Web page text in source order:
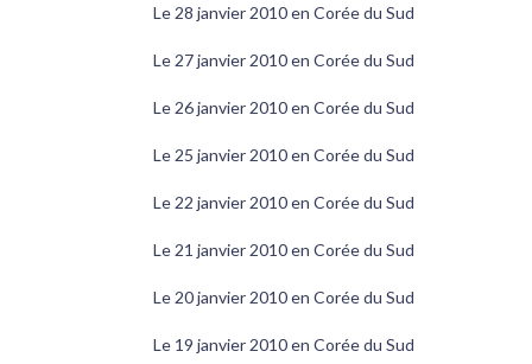
Le 28 janvier 2010 en Corée du Sud
Le 27 janvier 2010 en Corée du Sud
Le 26 janvier 2010 en Corée du Sud
Le 25 janvier 2010 en Corée du Sud
Le 22 janvier 2010 en Corée du Sud
Le 21 janvier 2010 en Corée du Sud
Le 20 janvier 2010 en Corée du Sud
Le 19 janvier 2010 en Corée du Sud